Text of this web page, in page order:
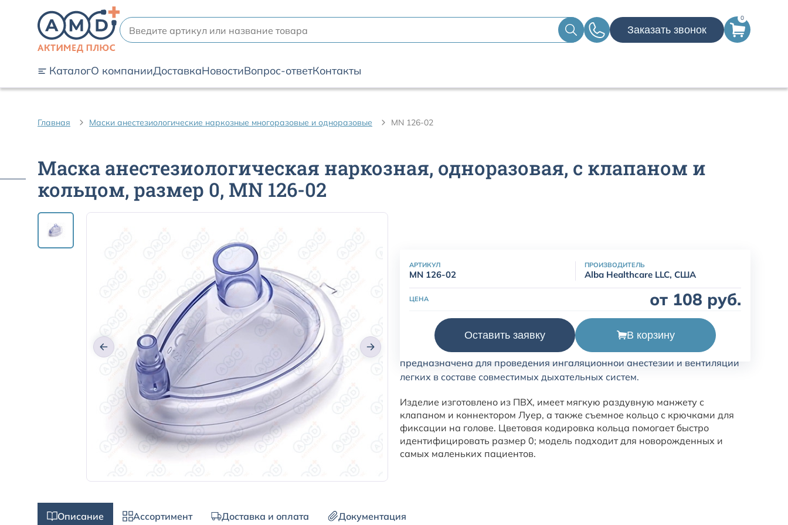
КаталогО компанииДоставкаНовостиВопрос-ответКонтакты
Заказать звонок
0
Главная Маски анестезиологические наркозные многоразовые и одноразовые MN 126-02
Маска анестезиологическая наркозная, одноразовая, с клапаном и
кольцом, размер 0, MN 126-02
АРТИКУЛ
MN 126-02
ПРОИЗВОДИТЕЛЬ
Alba Healthcare LLC, США
ЦЕНА от 108 руб.
Оставить заявку
В корзину
Маска анестезиологическая наркозная одноразовая MN 126-02
предназначена для проведения ингаляционной анестезии и вентиляции
легких в составе совместимых дыхательных систем.
Изделие изготовлено из ПВХ, имеет мягкую раздувную манжету с
клапаном и коннектором Луер, а также съемное кольцо с крючками для
фиксации на голове. Цветовая кодировка кольца помогает быстро
идентифицировать размер 0; модель подходит для новорожденных и
самых маленьких пациентов.
Описание Ассортимент Доставка и оплата Документация